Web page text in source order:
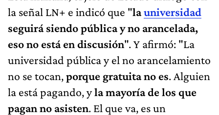
la señal LN+ e indicó que "launiversidad
seguirá siendo pública y no arancelada,
eso no está en discusión". Y afirmó: "La
universidad pública y el no arancelamiento
no se tocan,porque gratuita no es. Alguien
la está pagando, yla mayoría de los que
pagan no asisten. El que va, es un